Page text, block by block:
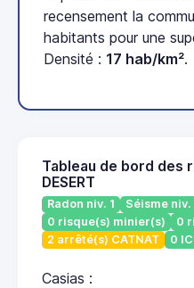
recensement la
habitants pour une
Densité : 17 hab/km².
Tableau de bord des
DESERT
Radon niv. 1 Séisme niv.
0 risque(s) minier(s)
0
2 arrêté(s) CATNAT
0
Casias :